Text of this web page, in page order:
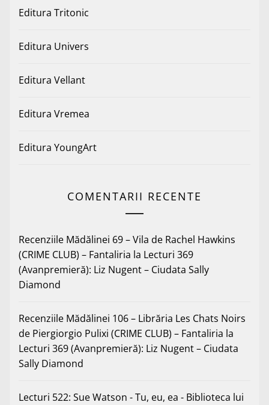
Editura Tritonic
Editura Univers
Editura Vellant
Editura Vremea
Editura YoungArt
COMENTARII RECENTE
Recenziile Mădălinei 69 – Vila de Rachel Hawkins
(CRIME CLUB) – Fantaliria la Lecturi 369
(Avanpremieră): Liz Nugent – Ciudata Sally
Diamond
Recenziile Mădălinei 106 – Librăria Les Chats Noirs
de Piergiorgio Pulixi (CRIME CLUB) – Fantaliria la
Lecturi 369 (Avanpremieră): Liz Nugent – Ciudata
Sally Diamond
Lecturi 522: Sue Watson - Tu, eu, ea - Biblioteca lui